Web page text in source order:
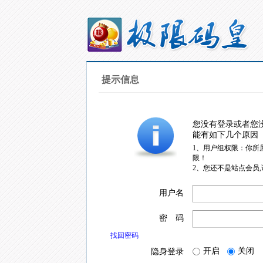
提示信息
您没有登录或者您
能有如下几个原因
1、用户组权限：你所
限！
2、您还不是站点会员
用户名
密 码
找回密码
隐身登录 开启 关闭